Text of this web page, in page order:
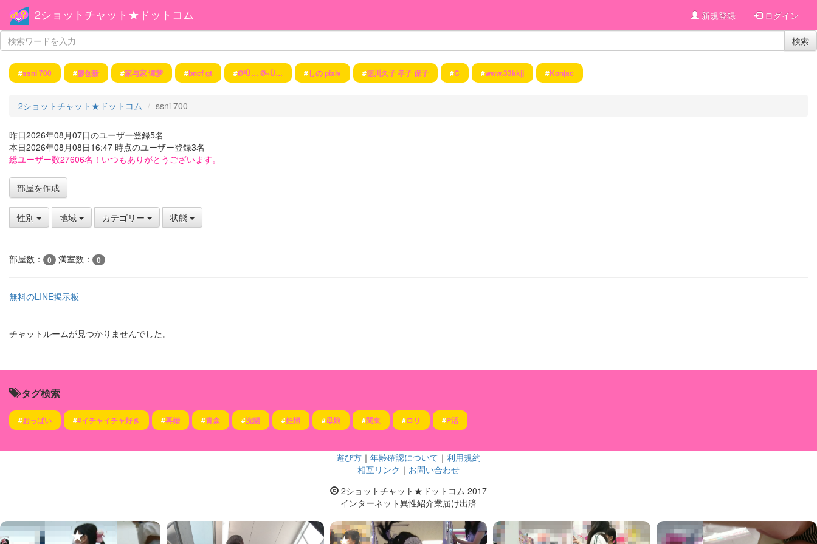
2ショットチャット★ドットコム 新規登録 ログイン
検索
#ssni 700 #廖创新 #家与家 谭梦 #bncf gt #ØªÙ… Ø«Ù… #しの pixiv #徳川久子 孝子 保子 #C #www.33kkjj #Konjac
2ショットチャット★ドットコム ssni 700
昨日2026年08月07日のユーザー登録5名
本日2026年08月08日16:47 時点のユーザー登録3名
総ユーザー数27606名！いつもありがとうございます。
部屋を作成
性別 地域 カテゴリー 状態
部屋数： 0 満室数： 0
無料のLINE掲示板
チャットルームが見つかりませんでした。
タグ検索
#おっぱい ##イチャイチャ好き #再婚 #青森 #浣腸 #妊婦 #母娘 #関東 #ロリ #P活
遊び方 ｜ 年齢確認について ｜ 利用規約
相互リンク ｜ お問い合わせ
2ショットチャット★ドットコム 2017
インターネット異性紹介業届け出済